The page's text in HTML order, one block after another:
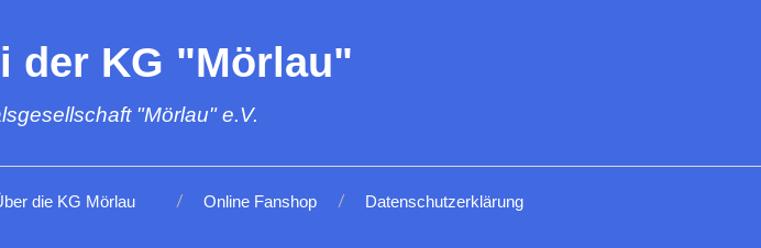
der KG "Mörlau"
"Mörlau" e.V.
die KG Mörlau Online Fanshop Datenschutzerklärung